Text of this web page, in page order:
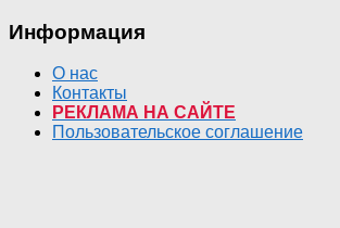
Информация
О нас
Контакты
РЕКЛАМА НА САЙТЕ
Пользовательское соглашение